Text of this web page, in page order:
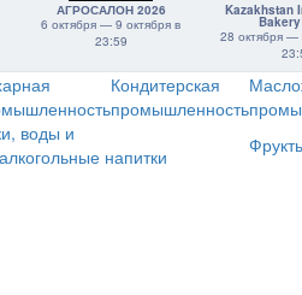
АГРОСАЛОН 2026
6 октября — 9 октября в
23:59
Kazakhstan
28 октября —
Кондитерская
промышленность
воды и
напитки